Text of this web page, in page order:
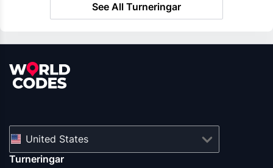
See All Turneringar
United States
Turneringar